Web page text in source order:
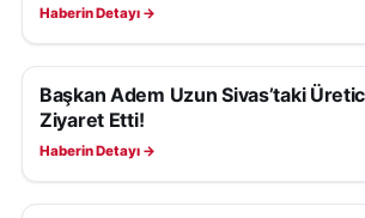
Haberin Detayı →
KÜLTÜR, SANAT VE TARIH
Başkan Adem Uzun Sivas’taki
Ziyaret Etti!
Haberin Detayı →